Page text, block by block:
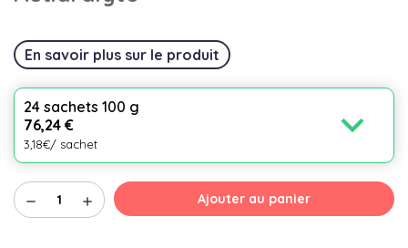
En savoir plus sur le produit
24 sachets 100 g
76,24 €
3,18€/ sachet expand_more
remove add Ajouter au panier